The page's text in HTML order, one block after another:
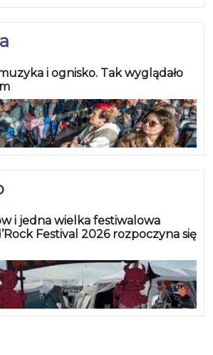
i ognisko. Tak wyglądało
i jedna wielka festiwalowa
Festival 2026 rozpoczyna się